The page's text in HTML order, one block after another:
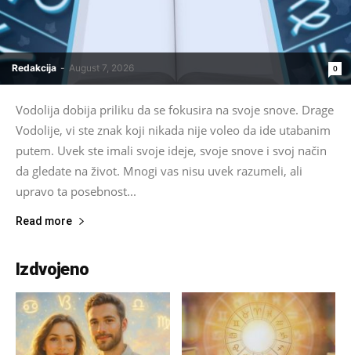
Redakcija - August 7, 2026 0
Vodolija dobija priliku da se fokusira na svoje snove. Drage
Vodolije, vi ste znak koji nikada nije voleo da ide utabanim
putem. Uvek ste imali svoje ideje, svoje snove i svoj način
da gledate na život. Mnogi vas nisu uvek razumeli, ali
upravo ta posebnost...
Read more
Izdvojeno